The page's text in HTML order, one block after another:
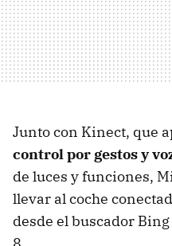
Junto con Kinect, que
control por gestos y
de luces y funciones,
llevar al coche
desde el buscador